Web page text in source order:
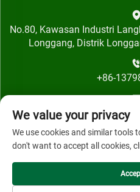
No.80, Kawasan Industri
Longgang, Distrik
+86-
[email
We value your privacy
We use cookies and similar tools
don't want to accept all cookies,